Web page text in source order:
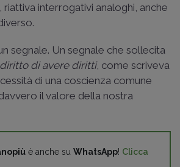
interrogativi analoghi, anche
segnale. Un segnale che sollecita
diritto di avere diritti, come scriveva
di una coscienza comune
il valore della nostra
è anche su WhatsApp! Clicca